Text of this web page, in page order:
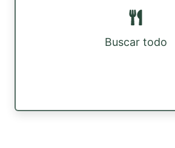
Buscar todo